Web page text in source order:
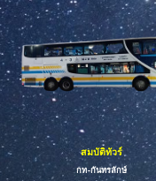
สมบัติทัวร์
กท-กันทรลักษ์